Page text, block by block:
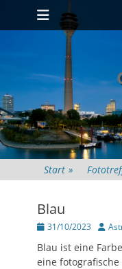
Zum
Inhalt
springen
Primäres Menü
Start »
Blau
Posted
31/10/2023 Autor
Blau ist eine
eine